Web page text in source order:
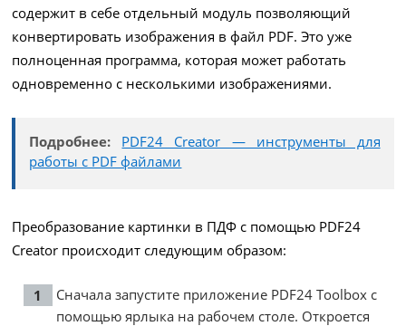
содержит в себе отдельный модуль позволяющий
конвертировать изображения в файл PDF. Это уже
полноценная программа, которая может работать
одновременно с несколькими изображениями.
Подробнее:
PDF24 Creator — инструменты для
работы с PDF файлами
Преобразование картинки в ПДФ с помощью PDF24
Creator происходит следующим образом:
Сначала запустите приложение PDF24 Toolbox с
помощью ярлыка на рабочем столе. Откроется